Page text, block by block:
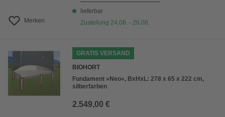
Merken
lieferbar
Zustellung 24.08. - 26.08.
GRATIS VERSAND
BIOHORT
Fundament »Neo«, BxHxL: 278 x 65 x 222 cm,
silberfarben
2.549,00 €